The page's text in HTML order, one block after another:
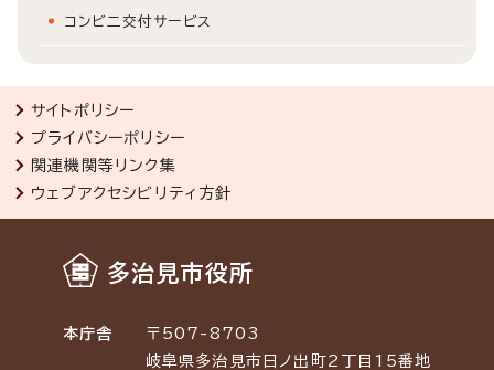
コンビ二交付サービス
サイトポリシー
プライバシーポリシー
関連機関等リンク集
ウェブアクセシビリティ方針
多治見市役所
本庁舎
〒507-8703
岐阜県多治見市日ノ出町2丁目15番地